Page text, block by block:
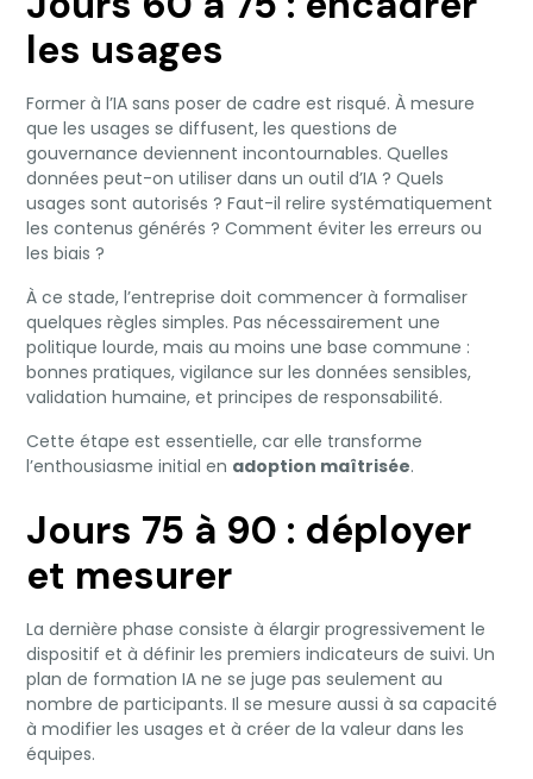
les usages
Former à l’IA sans poser de cadre est risqué. À mesure
que les usages se diffusent, les questions de
gouvernance deviennent incontournables. Quelles
données peut-on utiliser dans un outil d’IA ? Quels
usages sont autorisés ? Faut-il relire systématiquement
les contenus générés ? Comment éviter les erreurs ou
les biais ?
À ce stade, l’entreprise doit commencer à formaliser
quelques règles simples. Pas nécessairement une
politique lourde, mais au moins une base commune :
bonnes pratiques, vigilance sur les données sensibles,
validation humaine, et principes de responsabilité.
Cette étape est essentielle, car elle transforme
l’enthousiasme initial en adoption maîtrisée.
Jours 75 à 90 : déployer
et mesurer
La dernière phase consiste à élargir progressivement le
dispositif et à définir les premiers indicateurs de suivi. Un
plan de formation IA ne se juge pas seulement au
nombre de participants. Il se mesure aussi à sa capacité
à modifier les usages et à créer de la valeur dans les
équipes.